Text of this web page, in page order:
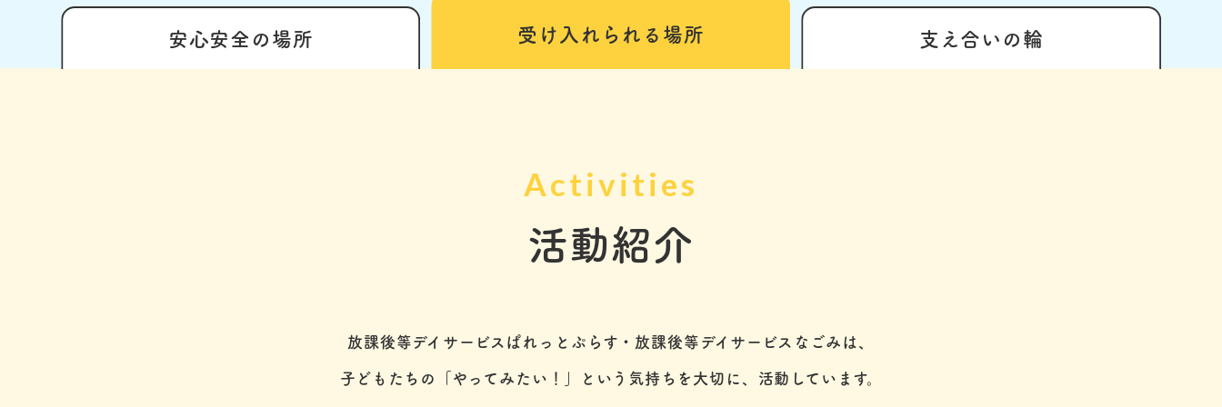
安心安全の場所 受け入れられる場所 支え合いの輪
Activities
活動紹介
放課後等デイサービスぱれっとぷらす・放課後等デイサービスなごみは、
子どもたちの「やってみたい！」という気持ちを大切に、活動しています。